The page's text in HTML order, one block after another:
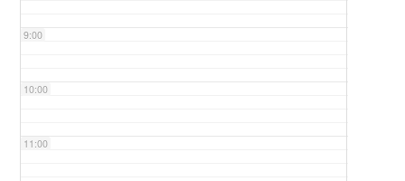
9:00
10:00
11:00